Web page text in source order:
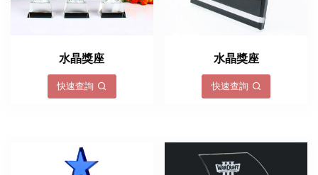
水晶獎座
快速查詢
水晶獎座
快速查詢